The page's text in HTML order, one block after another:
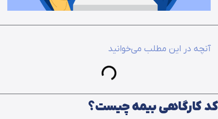
آنچه در این مطلب می‌خوانید
کد کارگاهی بیمه چیست؟